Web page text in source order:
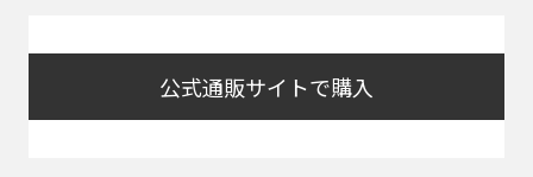
公式通販サイトで購入